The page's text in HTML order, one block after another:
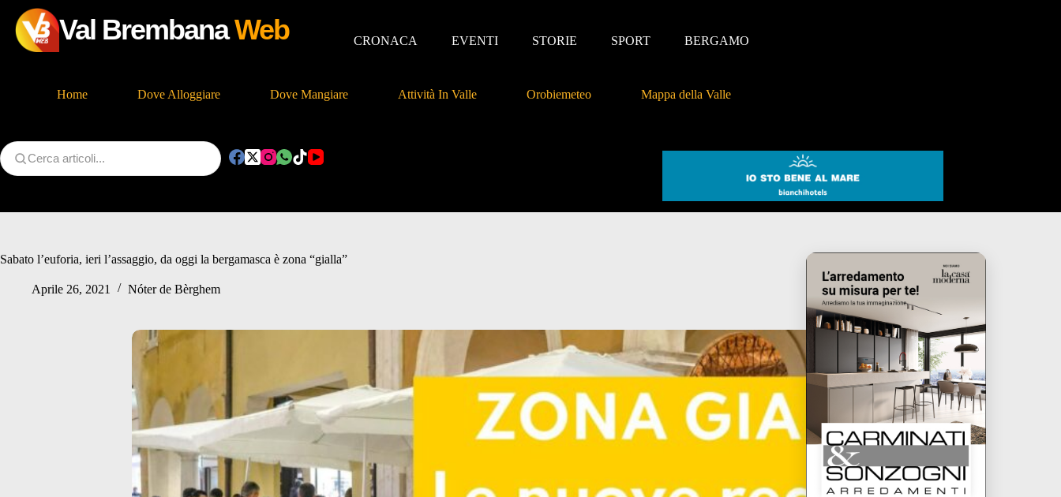
Val BrembanaWeb CRONACA EVENTI STORIE SPORT BERGAMO
Home Dove Alloggiare Dove Mangiare Attività In Valle Orobiemeteo Mappa della Valle
Sabato l’euforia, ieri l’assaggio, da oggi la bergamasca è zona “gialla”
Aprile 26, 2021 Nóter de Bèrghem